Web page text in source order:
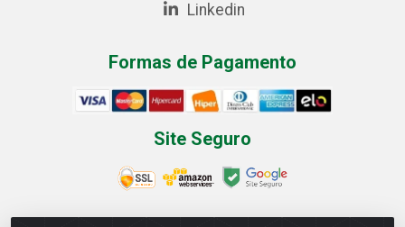
Linkedin
Formas de Pagamento
Site Seguro